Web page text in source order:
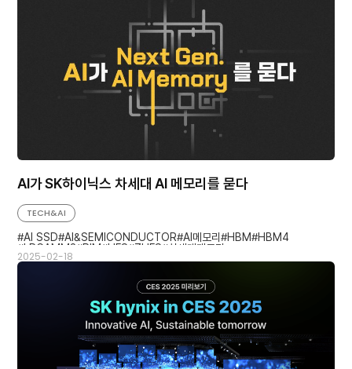
AI가 SK하이닉스 차세대 AI 메모리를 묻다
2025-02-18
TECH&AI
AI SSD AI&SEMICONDUCTOR AI메모리 HBM
HBM4
LPCAMM2 PIM UFS ZUFS 차세대메모리